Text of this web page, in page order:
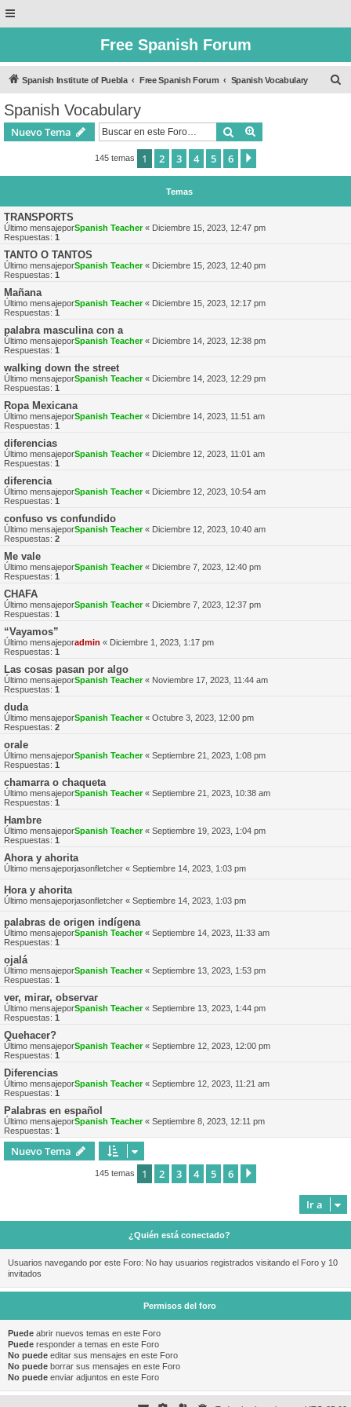
Free Spanish Forum
Spanish Institute of Puebla Free Spanish Forum Spanish Vocabulary
Spanish Vocabulary
Nuevo Tema Buscar
145 temas 1 2 3 4 5 6
Temas
TRANSPORTS
Último mensajeporSpanish Teacher« Diciembre 15, 2023, 12:47 pm
Respuestas: 1
TANTO O TANTOS
Último mensajeporSpanish Teacher« Diciembre 15, 2023, 12:40 pm
Respuestas: 1
Mañana
Último mensajeporSpanish Teacher« Diciembre 15, 2023, 12:17 pm
Respuestas: 1
palabra masculina con a
Último mensajeporSpanish Teacher« Diciembre 14, 2023, 12:38 pm
Respuestas: 1
walking down the street
Último mensajeporSpanish Teacher« Diciembre 14, 2023, 12:29 pm
Respuestas: 1
Ropa Mexicana
Último mensajeporSpanish Teacher« Diciembre 14, 2023, 11:51 am
Respuestas: 1
diferencias
Último mensajeporSpanish Teacher« Diciembre 12, 2023, 11:01 am
Respuestas: 1
diferencia
Último mensajeporSpanish Teacher« Diciembre 12, 2023, 10:54 am
Respuestas: 1
confuso vs confundido
Último mensajeporSpanish Teacher« Diciembre 12, 2023, 10:40 am
Respuestas: 2
Me vale
Último mensajeporSpanish Teacher« Diciembre 7, 2023, 12:40 pm
Respuestas: 1
CHAFA
Último mensajeporSpanish Teacher« Diciembre 7, 2023, 12:37 pm
Respuestas: 1
“Vayamos”
Último mensajeporadmin « Diciembre 1, 2023, 1:17 pm
Respuestas: 1
Las cosas pasan por algo
Último mensajeporSpanish Teacher« Noviembre 17, 2023, 11:44 am
Respuestas: 1
duda
Último mensajeporSpanish Teacher« Octubre 3, 2023, 12:00 pm
Respuestas: 2
orale
Último mensajeporSpanish Teacher« Septiembre 21, 2023, 1:08 pm
Respuestas: 1
chamarra o chaqueta
Último mensajeporSpanish Teacher« Septiembre 21, 2023, 10:38 am
Respuestas: 1
Hambre
Último mensajeporSpanish Teacher« Septiembre 19, 2023, 1:04 pm
Respuestas: 1
Ahora y ahorita
Último mensajeporjasonfletcher « Septiembre 14, 2023, 1:03 pm
Hora y ahorita
Último mensajeporjasonfletcher « Septiembre 14, 2023, 1:03 pm
palabras de origen indígena
Último mensajeporSpanish Teacher« Septiembre 14, 2023, 11:33 am
Respuestas: 1
ojalá
Último mensajeporSpanish Teacher« Septiembre 13, 2023, 1:53 pm
Respuestas: 1
ver, mirar, observar
Último mensajeporSpanish Teacher« Septiembre 13, 2023, 1:44 pm
Respuestas: 1
Quehacer?
Último mensajeporSpanish Teacher« Septiembre 12, 2023, 12:00 pm
Respuestas: 1
Diferencias
Último mensajeporSpanish Teacher« Septiembre 12, 2023, 11:21 am
Respuestas: 1
Palabras en español
Último mensajeporSpanish Teacher« Septiembre 8, 2023, 12:11 pm
Respuestas: 1
Nuevo Tema
145 temas 1 2 3 4 5 6
Ir a
¿Quién está conectado?
Usuarios navegando por este Foro: No hay usuarios registrados visitando el Foro y 10
invitados
Permisos del foro
Puede abrir nuevos temas en este Foro
Puede responder a temas en este Foro
No puede editar sus mensajes en este Foro
No puede borrar sus mensajes en este Foro
No puede enviar adjuntos en este Foro